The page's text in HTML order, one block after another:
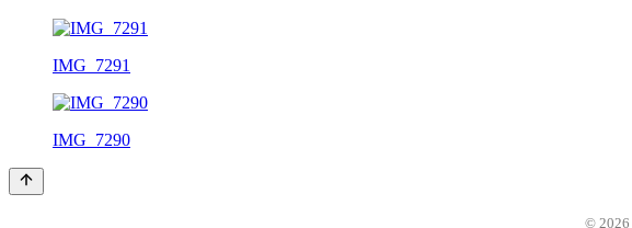
IMG_7291
IMG_7290
© 2026